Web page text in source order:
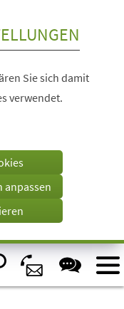
Sie sich damit
verwendet.
anpassen